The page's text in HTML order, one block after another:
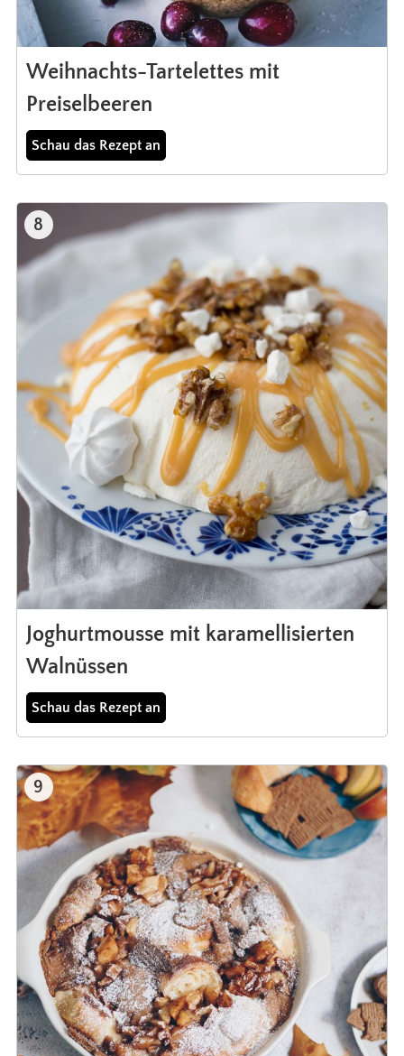
Weihnachts-Tartelettes mit
Preiselbeeren
Schau das Rezept an
8
Joghurtmousse mit karamellisierten
Walnüssen
Schau das Rezept an
9